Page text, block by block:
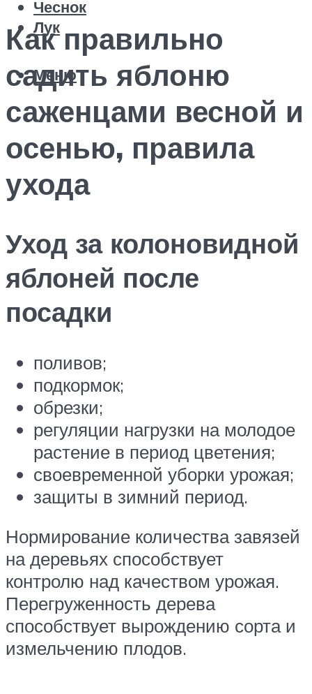
Чеснок
Лук
Меню
Как правильно
садить яблоню
саженцами весной и
осенью, правила
ухода
Уход за колоновидной
яблоней после
посадки
поливов;
подкормок;
обрезки;
регуляции нагрузки на молодое
растение в период цветения;
своевременной уборки урожая;
защиты в зимний период.
Нормирование количества завязей
на деревьях способствует
контролю над качеством урожая.
Перегруженность дерева
способствует вырождению сорта и
измельчению плодов.